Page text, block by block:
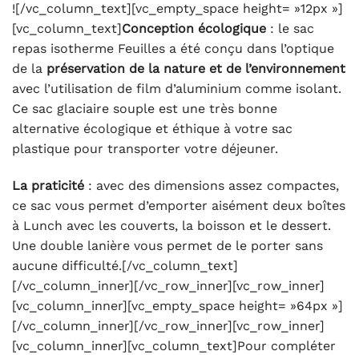
![/vc_column_text][vc_empty_space height= »12px »]
[vc_column_text]Conception écologique : le sac
repas isotherme Feuilles a été conçu dans l’optique
de la préservation de la nature et de l’environnement
avec l’utilisation de film d’aluminium comme isolant.
Ce sac glaciaire souple est une très bonne
alternative écologique et éthique à votre sac
plastique pour transporter votre déjeuner.
La praticité : avec des dimensions assez compactes,
ce sac vous permet d’emporter aisément deux boîtes
à Lunch avec les couverts, la boisson et le dessert.
Une double lanière vous permet de le porter sans
aucune difficulté.[/vc_column_text]
[/vc_column_inner][/vc_row_inner][vc_row_inner]
[vc_column_inner][vc_empty_space height= »64px »]
[/vc_column_inner][/vc_row_inner][vc_row_inner]
[vc_column_inner][vc_column_text]Pour compléter